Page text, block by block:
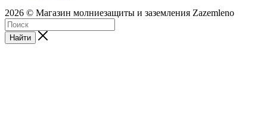
2026 © Магазин молниезащиты и заземления Zazemleno
Найти